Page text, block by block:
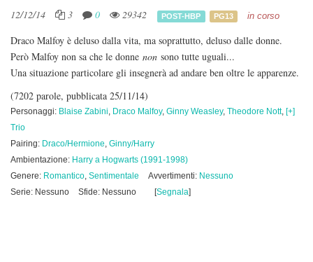
12/12/14 3 0 29342 POST-HBP PG13 in corso
Draco Malfoy è deluso dalla vita, ma soprattutto, deluso dalle donne.
Però Malfoy non sa che le donne non sono tutte uguali...
Una situazione particolare gli insegnerà ad andare ben oltre le apparenze.
(7202 parole, pubblicata 25/11/14)
Personaggi: Blaise Zabini, Draco Malfoy, Ginny Weasley, Theodore Nott, [+]
Trio
Pairing: Draco/Hermione, Ginny/Harry
Ambientazione: Harry a Hogwarts (1991-1998)
Genere: Romantico, Sentimentale Avvertimenti: Nessuno
Serie: Nessuno
Sfide: Nessuno [Segnala]